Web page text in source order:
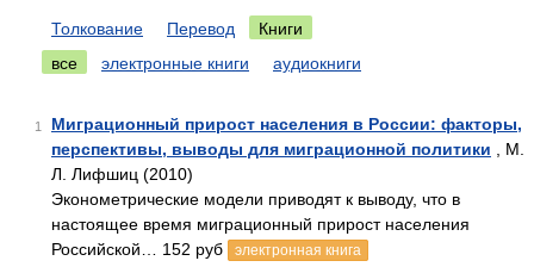
Толкование Перевод
Книги
все
электронные книги аудиокниги
1
Миграционный прирост населения в России: факторы,
перспективы, выводы для миграционной политики , М.
Л. Лифшиц (2010)
Эконометрические модели приводят к выводу, что в
настоящее время миграционный прирост населения
Российской… 152 руб
электронная книга